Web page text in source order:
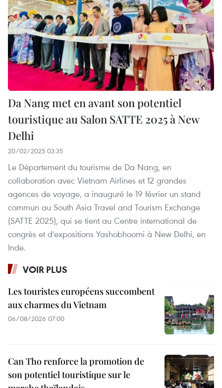
Da Nang met en avant son potentiel
touristique au Salon SATTE 2025 à New
Delhi
20/02/2025 03:35
Le Département du tourisme de Da Nang, en
collaboration avec Vietnam Airlines et 12 grandes
agences de voyage, a inauguré le 19 février un stand
commun au South Asia Travel and Tourism Exchange
(SATTE 2025), qui se tient au Centre international de
congrès et d'expositions Yashobhoomi à New Delhi, en
Inde.
VOIR PLUS
Les touristes européens succombent
aux charmes du Vietnam
06/08/2026 07:00
Can Tho renforce la promotion de
son potentiel touristique sur le